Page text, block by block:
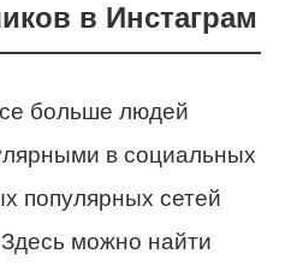
в Инстаграм
больше людей
в социальных
популярных сетей
можно найти